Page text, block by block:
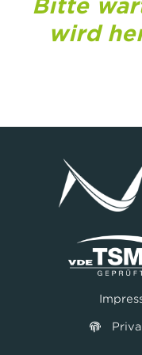
Bitte
wird